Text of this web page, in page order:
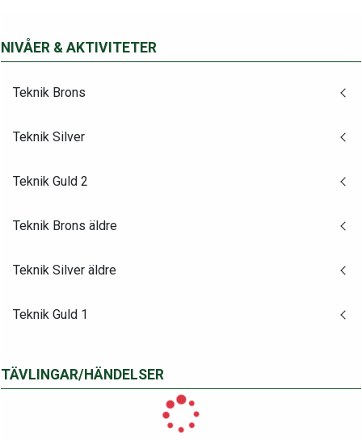
NIVÅER & AKTIVITETER
Teknik Brons
Teknik Silver
Teknik Guld 2
Teknik Brons äldre
Teknik Silver äldre
Teknik Guld 1
TÄVLINGAR/HÄNDELSER